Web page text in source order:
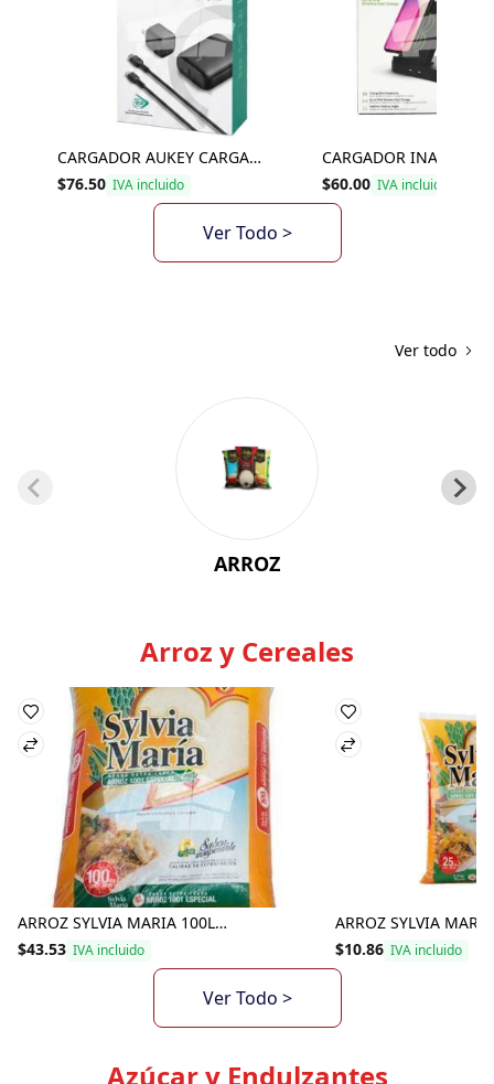
CARGADOR AUKEY CARGADOR - CABLE - BATERIA
$76.50 IVA incluido $60.00 IVA incluido
Ver Todo >
Ver todo
ARROZ
Arroz y Cereales
ARROZ SYLVIA MARIA 100LBS
$43.53 IVA incluido $10.86 IVA incluido
Ver Todo >
Azúcar y Endulzantes